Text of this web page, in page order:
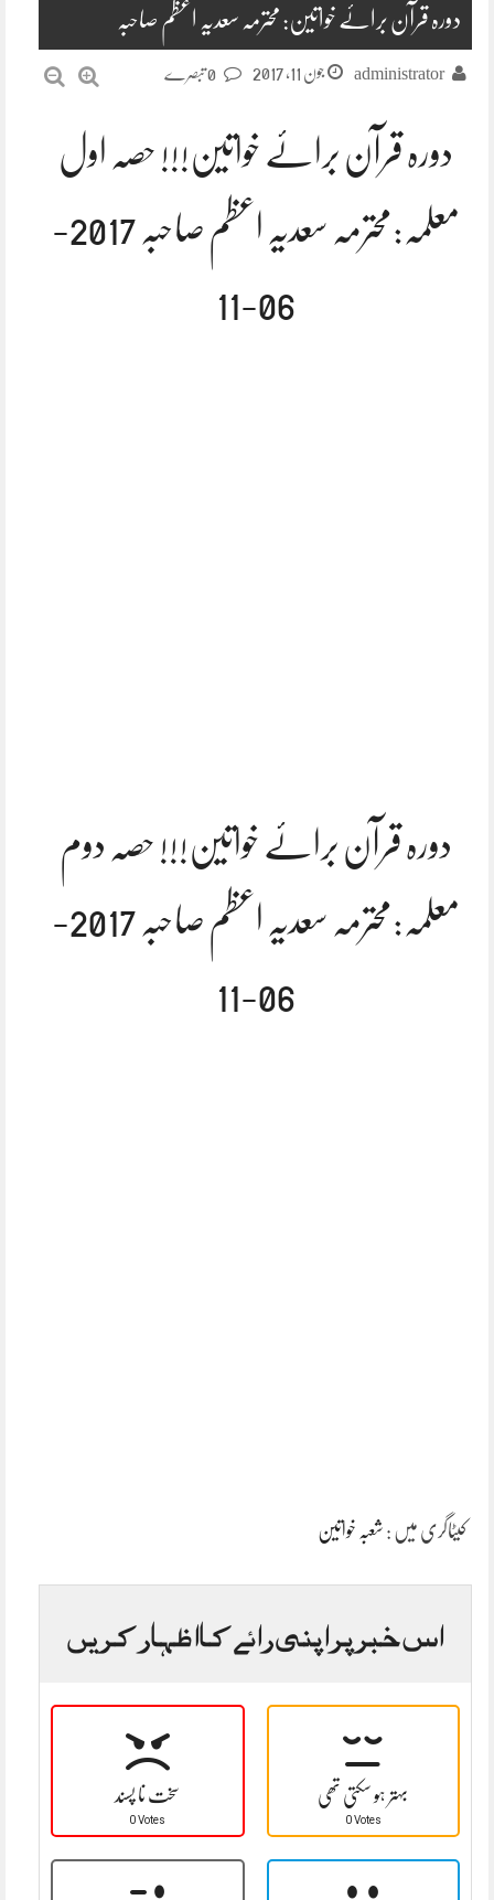
دورہ قرآن برائے خواتین: محترمہ سعدیہ اعظم صاحبہ
administrator جون 11, 2017
دورہ قرآن برائے خواتین!!! حصہ اول
معلمہ:محترمہ سعدیہ اعظم صاحبہ 2017-
06-11
دورہ قرآن برائے خواتین!!! حصہ دوم
معلمہ:محترمہ سعدیہ اعظم صاحبہ 2017-
06-11
کیٹاگری میں : شعبہ خواتین
اس خبر پر اپنی رائے کا اظہار کریں
سخت نا پسند
0 Votes
بہتر ہو سکتی تھی
0 Votes